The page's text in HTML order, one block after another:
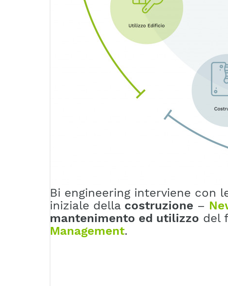
Bi engineering interviene con
iniziale della costruzione –
mantenimento ed utilizzo del
Management.